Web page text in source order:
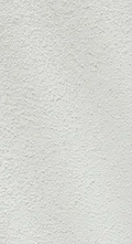
// Código para
import wixData from 'wix-
$w.onReady(function () {
label: "Todas", value: ""
options.push({ label:
filterProducts(categoryId)
filter = filter.eq("category",
.filter(filter) .find()
results.items; }); } //
carrito
Mostrar cinta de oferta
(itemData.discount) {